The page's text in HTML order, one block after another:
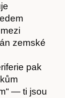
zemské
pak
— ti jsou